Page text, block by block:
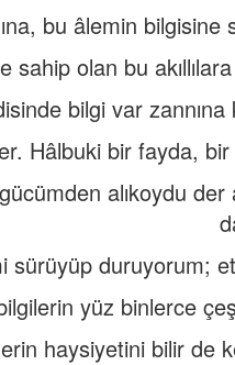
bu âlemin
sahip olan bu
bilgi var
Hâlbuki bir fayda,
alıkoydu
sürüyüp duruyorum;
yüz binlerce
haysiyetini bilir de